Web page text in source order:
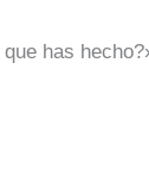
has